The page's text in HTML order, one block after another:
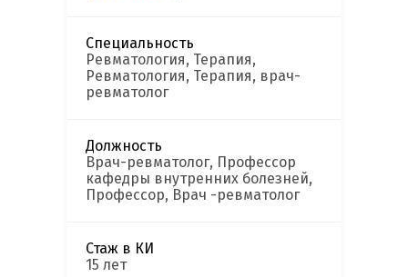
Специальность
Ревматология, Терапия,
Ревматология, Терапия, врач-
ревматолог
Должность
Врач-ревматолог, Профессор
кафедры внутренних болезней,
Профессор, Врач -ревматолог
Стаж в КИ
15 лет